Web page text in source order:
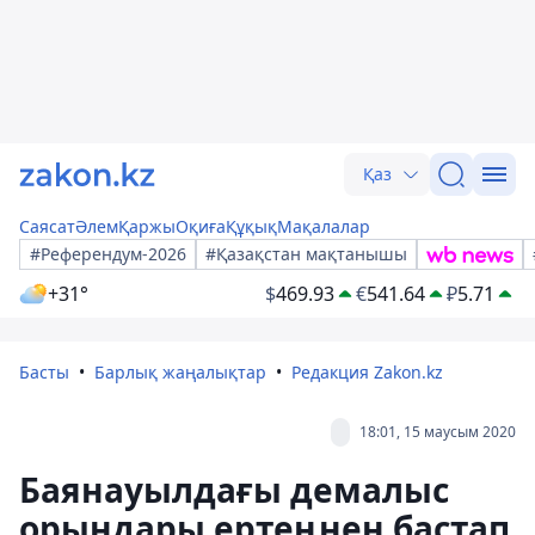
Қаз
СаясатӘлемҚаржыОқиғаҚұқықМақалалар
#Референдум-2026
#Қазақстан мақтанышы
+31° $469.93 €541.64 ₽5.71
Басты Барлық жаңалықтар Редакция Zakon.kz
18:01, 15 маусым 2020
Баянауылдағы демалыс